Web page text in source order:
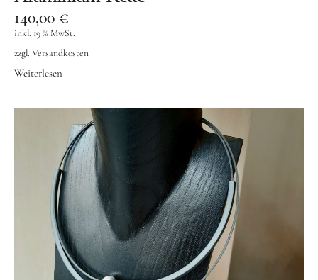
140,00 €
inkl. 19 % MwSt.
zzgl. Versandkosten
Weiterlesen